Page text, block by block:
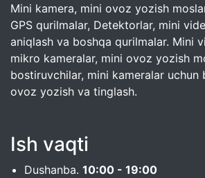
Mini kamera, mini ovoz yozish
GPS qurilmalar, Detektorlar, mini
aniqlash va boshqa qurilmalar. Mini
mikro kameralar, mini ovoz yozish
bostiruvchilar, mini kameralar uchun
ovoz yozish va tinglash.
Ish vaqti
Dushanba. 10:00 - 19:00